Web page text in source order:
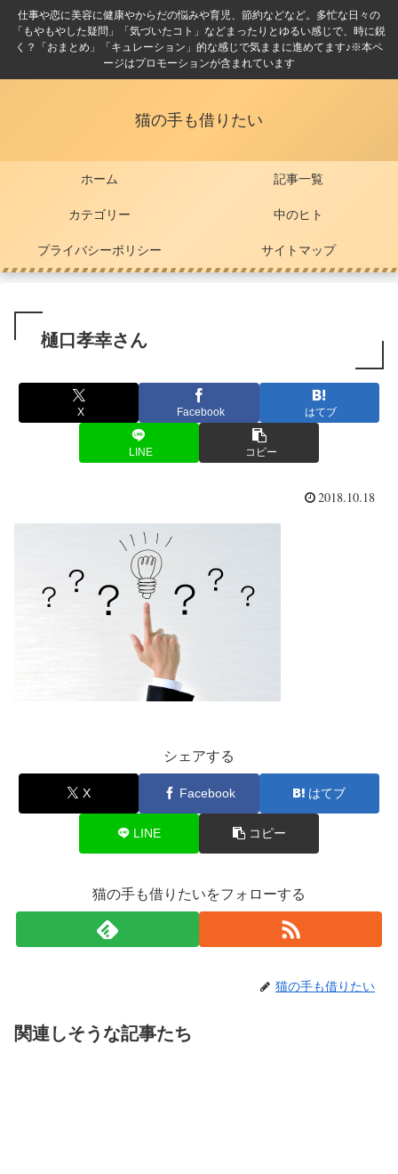
仕事や恋に美容に健康やからだの悩みや育児、節約などなど。多忙な日々の
「もやもやした疑問」「気づいたコト」などまったりとゆるい感じで、時に鋭
く？「おまとめ」「キュレーション」的な感じで気ままに進めてます♪※本ペ
ージはプロモーションが含まれています
猫の手も借りたい
ホーム 記事一覧
カテゴリー 中のヒト
プライバシーポリシー サイトマップ
樋口孝幸さん
X Facebook はてブ
LINE コピー
2018.10.18
シェアする
X Facebook はてブ
LINE コピー
猫の手も借りたいをフォローする
猫の手も借りたい
関連しそうな記事たち